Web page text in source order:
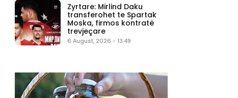
Zyrtare: Mirlind Daku
transferohet te Spartak
Moska, firmos kontratë
trevjeçare
6 August, 2026 - 13:49